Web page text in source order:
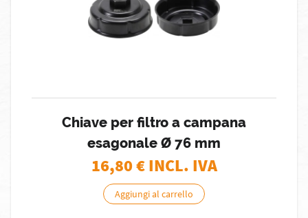
Chiave per filtro a campana
esagonale Ø 76 mm
16,80€ INCL. IVA
Aggiungi al carrello